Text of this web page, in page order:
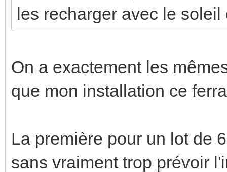
les recharger avec le
On a exactement les
que mon installation ce
La première pour un lot de
sans vraiment trop prévoir